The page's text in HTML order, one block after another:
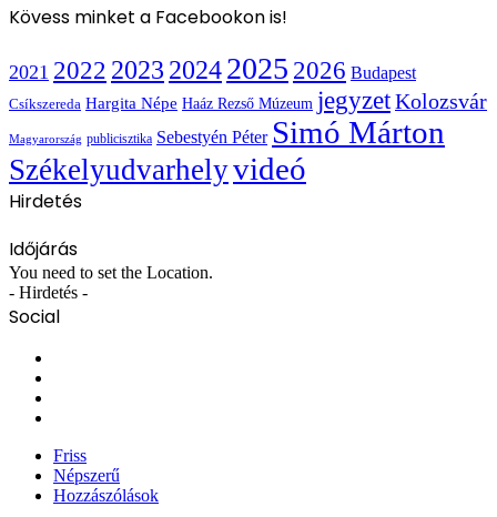
Kövess minket a Facebookon is!
2021 2022 2023 20242025 2026 Budapest
Csíkszereda Hargita Népe Haáz Rezső Múzeum jegyzetKolozsvár
Magyarország publicisztika Sebestyén Péter Simó Márton
Székelyudvarhelyvideó
Hirdetés
Időjárás
You need to set the Location.
- Hirdetés -
Social
Friss
Népszerű
Hozzászólások